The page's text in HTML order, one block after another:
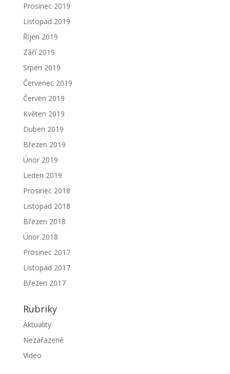
Prosinec 2019
Listopad 2019
Říjen 2019
Září 2019
Srpen 2019
Červenec 2019
Červen 2019
Květen 2019
Duben 2019
Březen 2019
Únor 2019
Leden 2019
Prosinec 2018
Listopad 2018
Březen 2018
Únor 2018
Prosinec 2017
Listopad 2017
Březen 2017
Rubriky
Aktuality
Nezařazené
Video